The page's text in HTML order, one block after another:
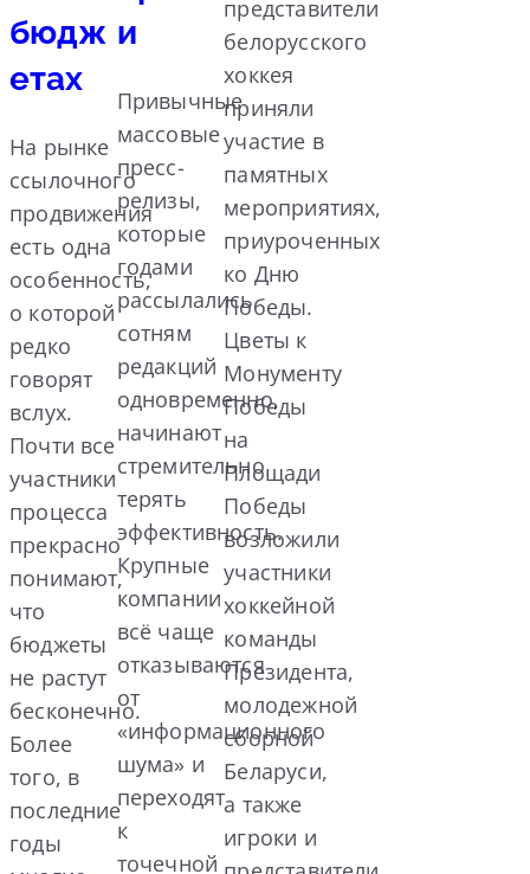
бюдж
етах
На рынке
ссылочного
продвижения
есть одна
особенность,
о которой
редко
говорят
вслух.
Почти все
участники
процесса
прекрасно
понимают,
что
бюджеты
не растут
бесконечно.
Более
того, в
последние
годы
и
Привычные
массовые
пресс-
релизы,
которые
годами
рассылались
сотням
редакций
одновременно,
начинают
стремительно
терять
эффективность.
Крупные
компании
всё чаще
отказываются
от
«информационного
шума» и
переходят
к
точечной
представители
белорусского
хоккея
приняли
участие в
памятных
мероприятиях,
приуроченных
ко Дню
Победы.
Цветы к
Монументу
Победы
на
Площади
Победы
возложили
участники
хоккейной
команды
Президента,
молодежной
сборной
Беларуси,
а также
игроки и